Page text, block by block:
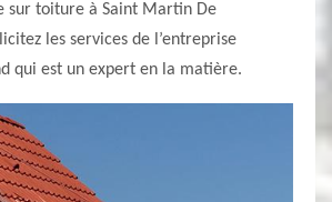
sur toiture à Saint Martin De
les services de l’entreprise
qui est un expert en la matière.